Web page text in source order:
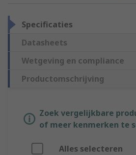
Specificaties
Datasheets
Wetgeving en compliance
Productomschrijving
Zoek vergelijkbare
of meer kenmerken te
Alles selecteren